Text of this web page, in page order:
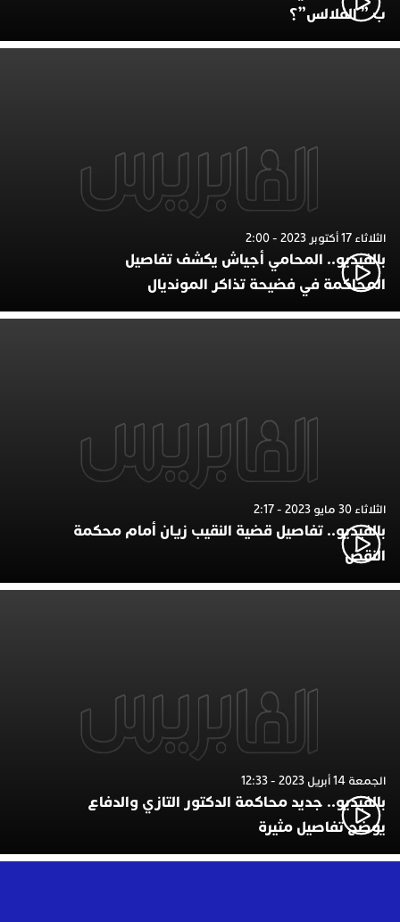
ب ” الفلالس”؟
الثلاثاء 17 أكتوبر 2023 - 2:00
بالفيديو.. المحامي أجياش يكشف تفاصيل
المحاكمة في فضيحة تذاكر المونديال
الثلاثاء 30 مايو 2023 - 2:17
بالفيديو.. تفاصيل قضية النقيب زيان أمام محكمة
النقض
الجمعة 14 أبريل 2023 - 12:33
بالفيديو.. جديد محاكمة الدكتور التازي والدفاع
يوضح تفاصيل مثيرة